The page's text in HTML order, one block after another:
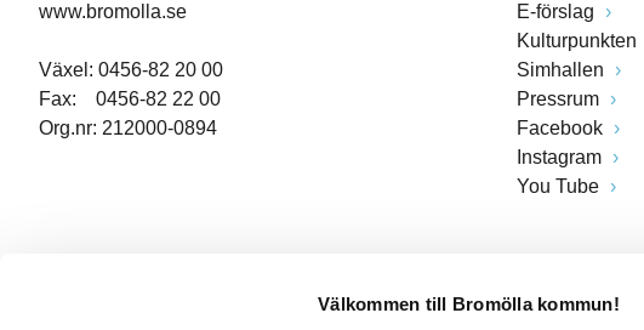
Välkommen till Bromölla kommun!
www.bromolla.se
Växel: 0456-82 20 00
Fax: 0456-82 22 00
Org.nr: 212000-0894
E-förslag
Kulturpunkten
Simhallen
Pressrum
Facebook
Instagram
You Tube